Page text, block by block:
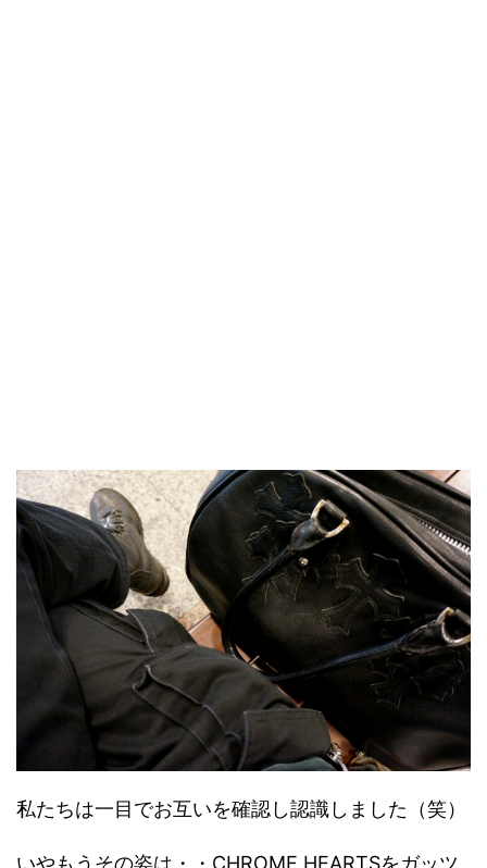
私たちは一目でお互いを確認し認識しました（笑）